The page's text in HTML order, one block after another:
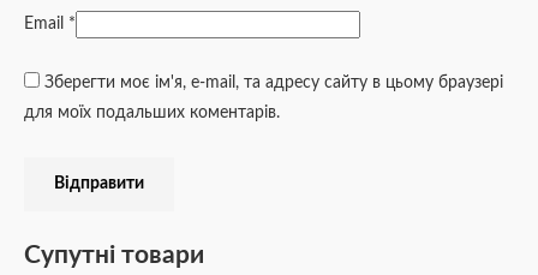
Email *
Зберегти моє ім'я, e-mail, та адресу сайту в цьому браузері
для моїх подальших коментарів.
Супутні товари